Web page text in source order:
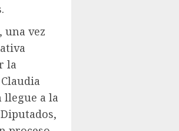
una vez
la
llegue a la